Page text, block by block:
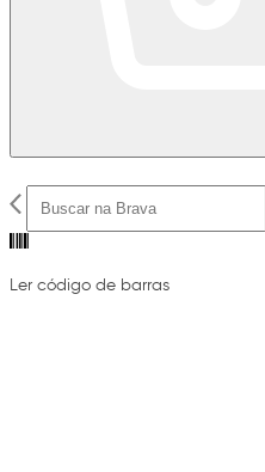
Ler código de barras